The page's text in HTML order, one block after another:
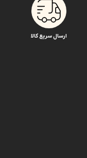
ارسال سریع کالا